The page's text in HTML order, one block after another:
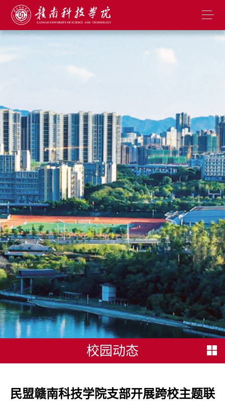
校园动态
民盟赣南科技学院支部开展跨校主题联